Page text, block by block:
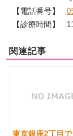
【電話番号】
【診療時間】
関連記事
東京銀座2丁目